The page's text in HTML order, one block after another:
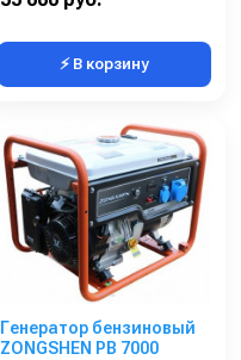
⚡ В корзину
Генератор бензиновый
ZONGSHEN PB 7000